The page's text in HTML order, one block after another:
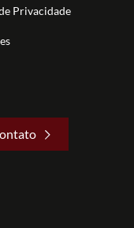
Privacidade